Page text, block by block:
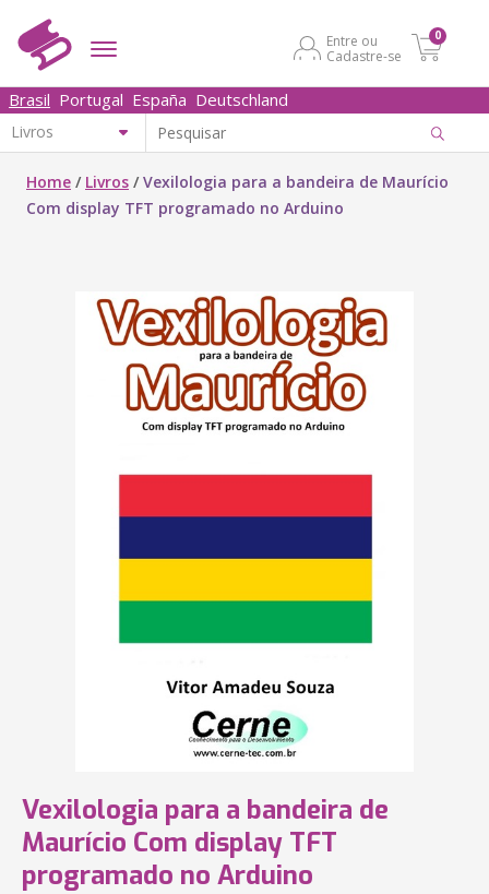
Entre ou
Cadastre-se
0
Brasil Portugal España Deutschland
Home / Livros /Vexilologia para a bandeira de Maurício
Com display TFT programado no Arduino
Vexilologia para a bandeira de
Maurício Com display TFT
programado no Arduino